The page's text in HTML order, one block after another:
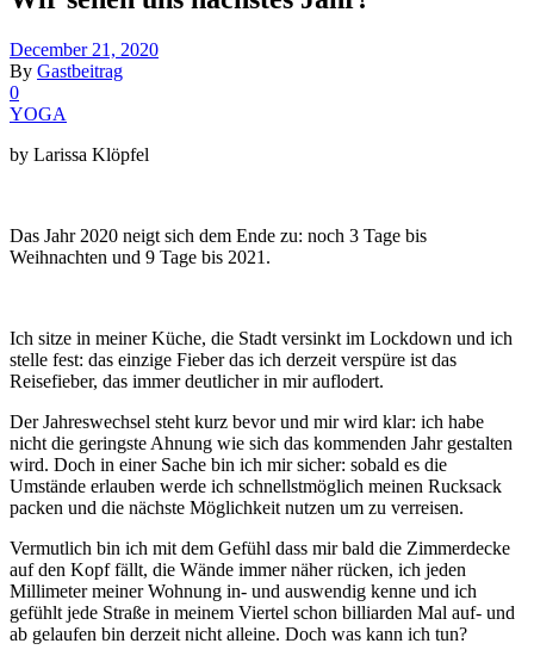
December 21, 2020
By Gastbeitrag
0
YOGA
by Larissa Klöpfel
Das Jahr 2020 neigt sich dem Ende zu: noch 3 Tage bis
Weihnachten und 9 Tage bis 2021.
Ich sitze in meiner Küche, die Stadt versinkt im Lockdown und ich
stelle fest: das einzige Fieber das ich derzeit verspüre ist das
Reisefieber, das immer deutlicher in mir auflodert.
Der Jahreswechsel steht kurz bevor und mir wird klar: ich habe
nicht die geringste Ahnung wie sich das kommenden Jahr gestalten
wird. Doch in einer Sache bin ich mir sicher: sobald es die
Umstände erlauben werde ich schnellstmöglich meinen Rucksack
packen und die nächste Möglichkeit nutzen um zu verreisen.
Vermutlich bin ich mit dem Gefühl dass mir bald die Zimmerdecke
auf den Kopf fällt, die Wände immer näher rücken, ich jeden
Millimeter meiner Wohnung in- und auswendig kenne und ich
gefühlt jede Straße in meinem Viertel schon billiarden Mal auf- und
ab gelaufen bin derzeit nicht alleine. Doch was kann ich tun?